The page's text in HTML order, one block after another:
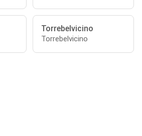
Torrebelvicino
Torrebelvicino